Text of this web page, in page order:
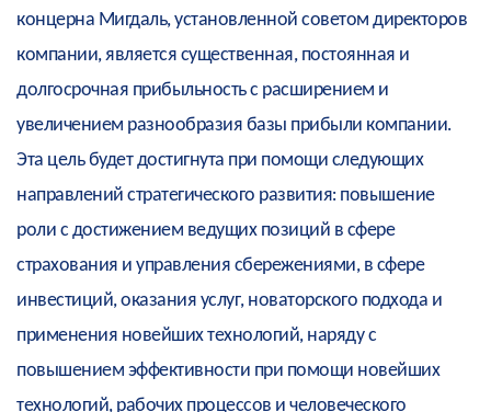
концерна Мигдаль, установленной советом директоров
компании, является существенная, постоянная и
долгосрочная прибыльность с расширением и
увеличением разнообразия базы прибыли компании.
Эта цель будет достигнута при помощи следующих
направлений стратегического развития: повышение
роли с достижением ведущих позиций в сфере
страхования и управления сбережениями, в сфере
инвестиций, оказания услуг, новаторского подхода и
применения новейших технологий, наряду с
повышением эффективности при помощи новейших
технологий, рабочих процессов и человеческого